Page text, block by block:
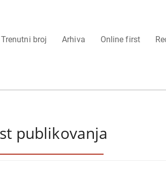
Trenutni broj Arhiva Online first
publikovanja